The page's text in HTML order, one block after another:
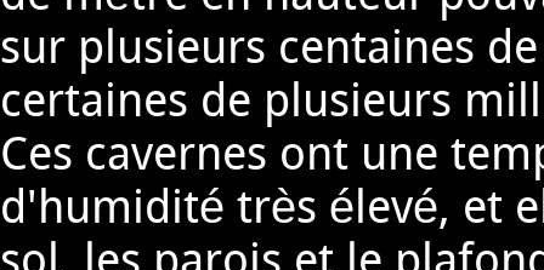
sur plusieurs centaines
certaines de plusieurs
Ces cavernes ont une
d'humidité très élevé, et